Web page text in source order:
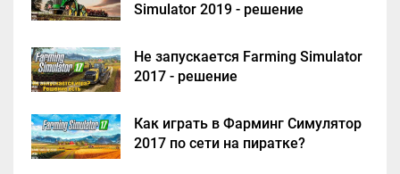
Simulator 2019 - решение
Не запускается Farming Simulator
2017 - решение
Как играть в Фарминг Симулятор
2017 по сети на пиратке?